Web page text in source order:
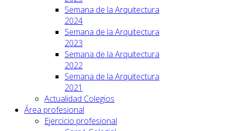
Semana de la Arquitectura
2024
Semana de la Arquitectura
2023
Semana de la Arquitectura
2022
Semana de la Arquitectura
2021
Actualidad Colegios
Área profesional
Ejercicio profesional